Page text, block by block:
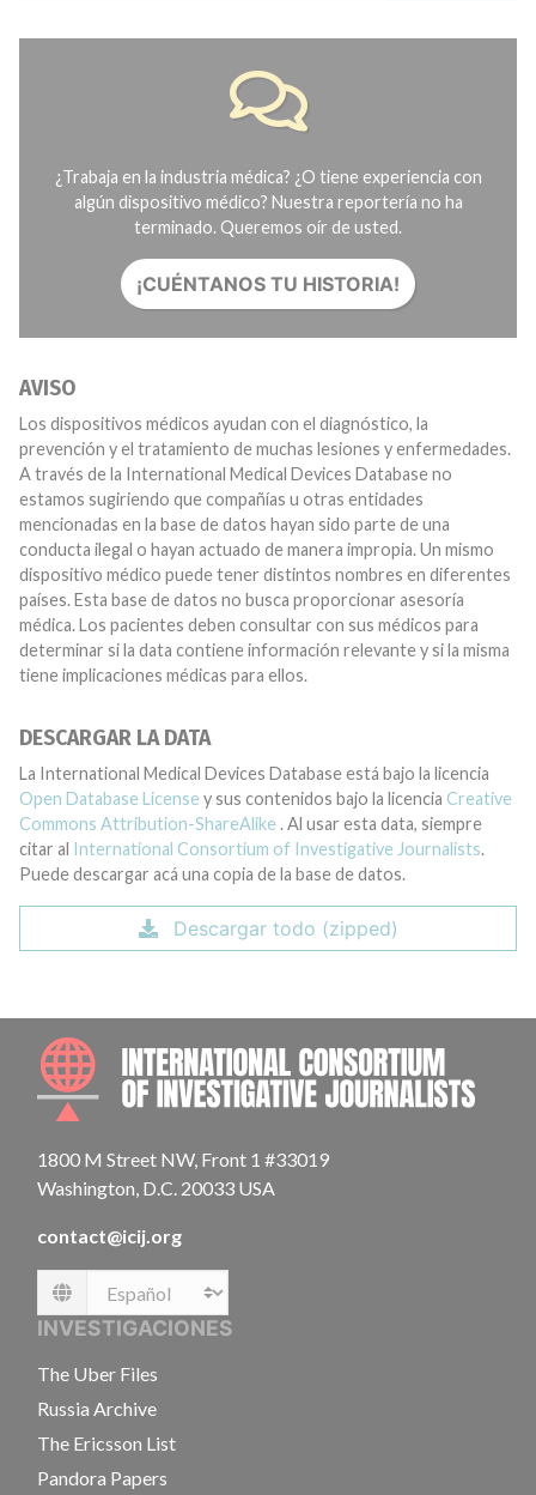
¿Trabaja en la industria médica? ¿O tiene experiencia con
algún dispositivo médico? Nuestra reportería no ha
terminado. Queremos oír de usted.
¡CUÉNTANOS TU HISTORIA!
AVISO
Los dispositivos médicos ayudan con el diagnóstico, la
prevención y el tratamiento de muchas lesiones y enfermedades.
A través de la International Medical Devices Database no
estamos sugiriendo que compañías u otras entidades
mencionadas en la base de datos hayan sido parte de una
conducta ilegal o hayan actuado de manera impropia. Un mismo
dispositivo médico puede tener distintos nombres en diferentes
países. Esta base de datos no busca proporcionar asesoría
médica. Los pacientes deben consultar con sus médicos para
determinar si la data contiene información relevante y si la misma
tiene implicaciones médicas para ellos.
DESCARGAR LA DATA
La International Medical Devices Database está bajo la licencia
Open Database License y sus contenidos bajo la licencia Creative
Commons Attribution-ShareAlike . Al usar esta data, siempre
citar al International Consortium of Investigative Journalists.
Puede descargar acá una copia de la base de datos.
Descargar todo (zipped)
1800 M Street NW, Front 1 #33019
Washington, D.C. 20033 USA
contact@icij.org
Language
INVESTIGACIONES
The Uber Files
Russia Archive
The Ericsson List
Pandora Papers